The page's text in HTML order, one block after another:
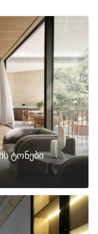
ტონები